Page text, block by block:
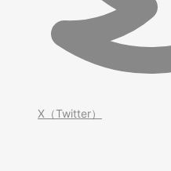
X（Twitter）